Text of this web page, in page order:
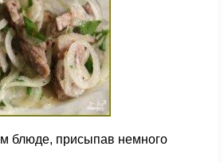
блюде, присыпав немного